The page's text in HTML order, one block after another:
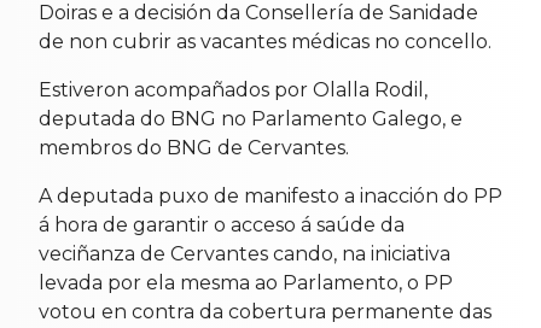
Doiras e a decisión da Consellería de Sanidade
de non cubrir as vacantes médicas no concello.
Estiveron acompañados por Olalla Rodil,
deputada do BNG no Parlamento Galego, e
membros do BNG de Cervantes.
A deputada puxo de manifesto a inacción do PP
á hora de garantir o acceso á saúde da
veciñanza de Cervantes cando, na iniciativa
levada por ela mesma ao Parlamento, o PP
votou en contra da cobertura permanente das